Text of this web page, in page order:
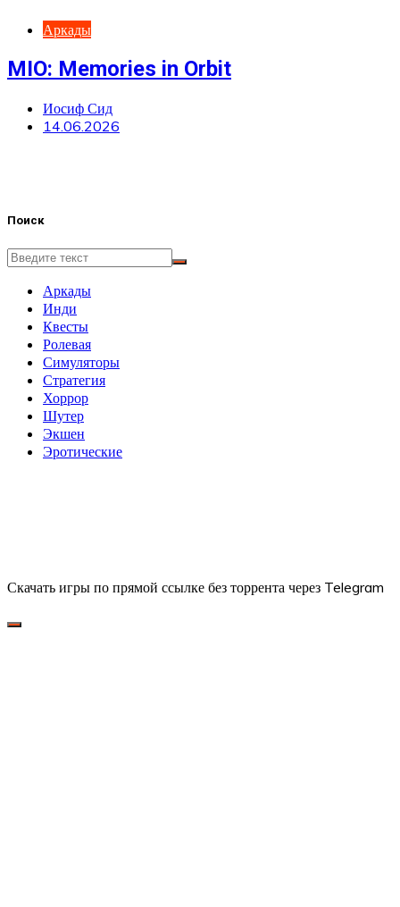
Аркады
MIO: Memories in Orbit
Иосиф Сид
14.06.2026
Поиск
Аркады
Инди
Квесты
Ролевая
Симуляторы
Стратегия
Хоррор
Шутер
Экшен
Эротические
Скачать игры по прямой ссылке без торрента через Telegram